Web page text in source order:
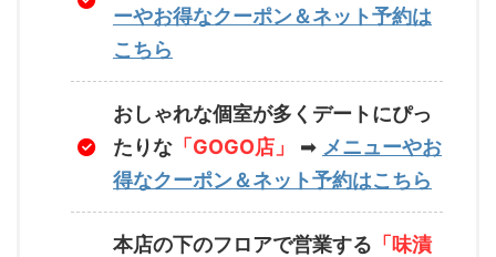
ーやお得なクーポン＆ネット予約は
こちら
おしゃれな個室が多くデートにぴっ
たりな 「GOGO店」 ➡ メニューやお
得なクーポン＆ネット予約はこちら
本店の下のフロアで営業する 「味漬